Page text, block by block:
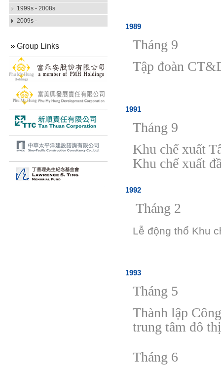
1999s - 2008s
2009s -
Group Links
1989
Tháng 9
Tập đoàn
1991
Tháng 9
Khu chếxuất
Khu chếxuất đ
1992
Tháng 2
Lễ động
1993
Tháng 5
Thành lập
trung tâm đô
Tháng 6